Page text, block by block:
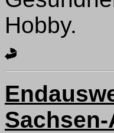
Hobby.